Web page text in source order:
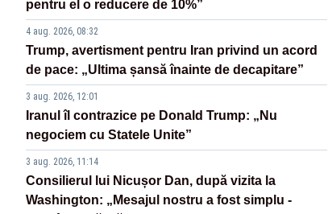
pentru el o reducere de 10%”
4 aug. 2026, 08:32
Trump, avertisment pentru Iran privind un acord
de pace: „Ultima șansă înainte de decapitare”
3 aug. 2026, 12:01
Iranul îl contrazice pe Donald Trump: „Nu
negociem cu Statele Unite”
3 aug. 2026, 11:14
Consilierul lui Nicușor Dan, după vizita la
Washington: „Mesajul nostru a fost simplu -